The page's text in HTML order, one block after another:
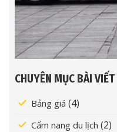
CHUYÊN MỤC BÀI VIẾT
Bảng giá (4)
Cẩm nang du lịch (2)